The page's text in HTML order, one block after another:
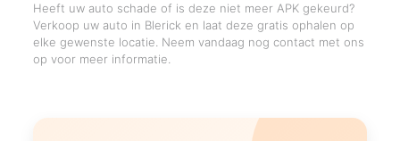
Heeft uw auto schade of is deze niet meer APK gekeurd?
Verkoop uw auto in Blerick en laat deze gratis ophalen op
elke gewenste locatie. Neem vandaag nog contact met ons
op voor meer informatie.